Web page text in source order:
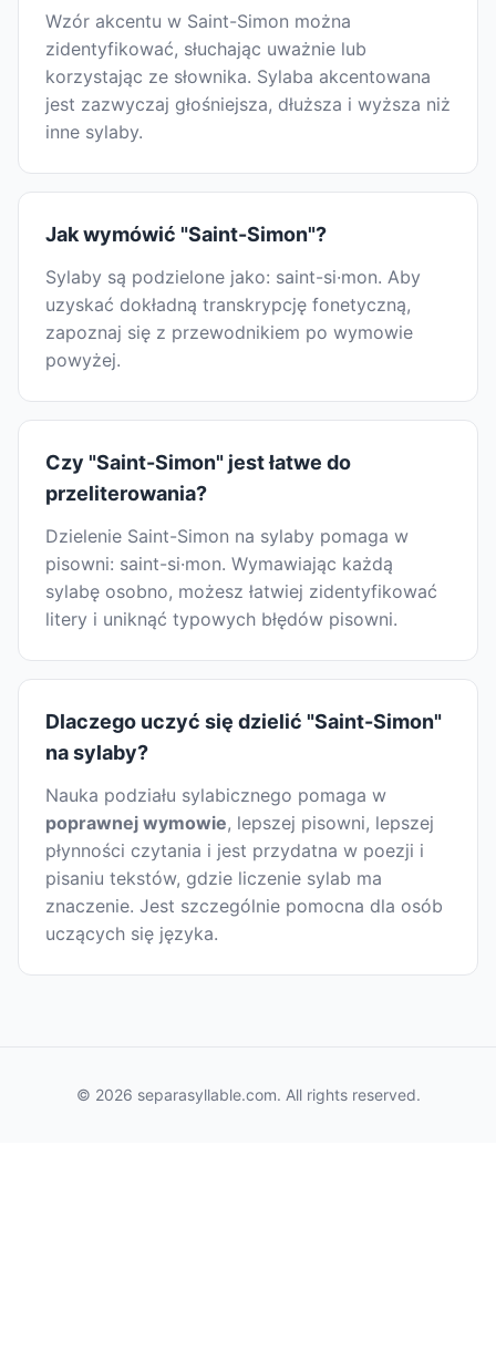
Wzór akcentu w Saint-Simon można
zidentyfikować, słuchając uważnie lub
korzystając ze słownika. Sylaba akcentowana
jest zazwyczaj głośniejsza, dłuższa i wyższa niż
inne sylaby.
Jak wymówić "Saint-Simon"?
Sylaby są podzielone jako: saint-si·mon. Aby
uzyskać dokładną transkrypcję fonetyczną,
zapoznaj się z przewodnikiem po wymowie
powyżej.
Czy "Saint-Simon" jest łatwe do
przeliterowania?
Dzielenie Saint-Simon na sylaby pomaga w
pisowni: saint-si·mon. Wymawiając każdą
sylabę osobno, możesz łatwiej zidentyfikować
litery i uniknąć typowych błędów pisowni.
Dlaczego uczyć się dzielić "Saint-Simon"
na sylaby?
Nauka podziału sylabicznego pomaga w
poprawnej wymowie, lepszej pisowni, lepszej
płynności czytania i jest przydatna w poezji i
pisaniu tekstów, gdzie liczenie sylab ma
znaczenie. Jest szczególnie pomocna dla osób
uczących się języka.
© 2026 separasyllable.com. All rights reserved.